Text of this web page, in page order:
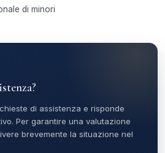
di minori
di assistenza e risponde
Per garantire una valutazione
brevemente la situazione nel